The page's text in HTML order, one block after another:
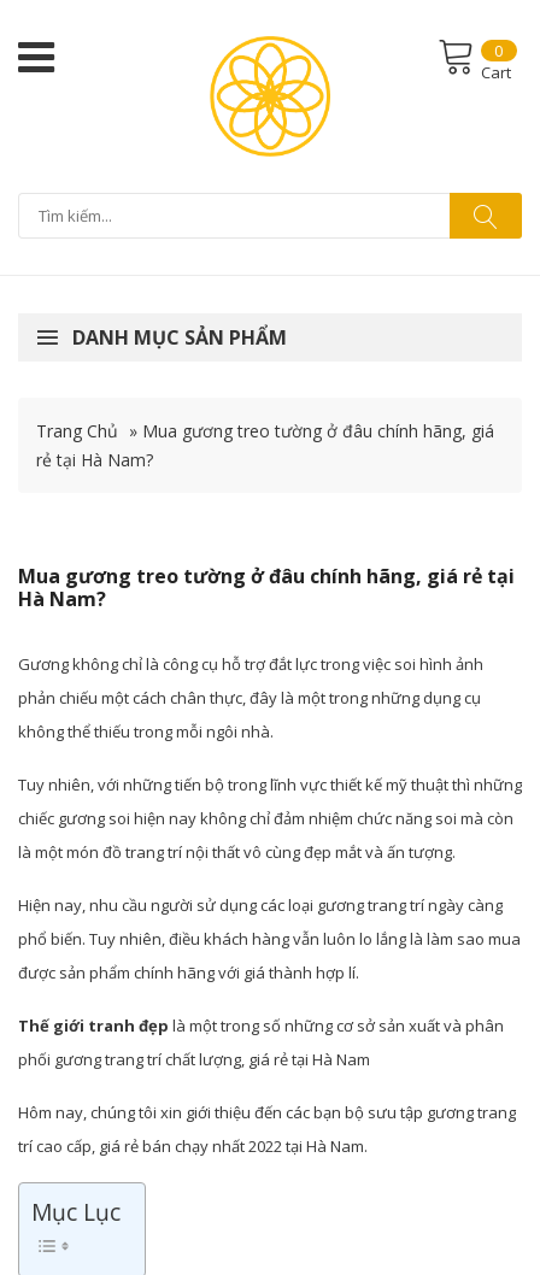
0
Cart
DANH MỤC SẢN PHẨM
Trang Chủ » Mua gương treo tường ở đâu chính hãng, giá
rẻ tại Hà Nam?
Mua gương treo tường ở đâu chính hãng, giá rẻ tại
Hà Nam?
Gương không chỉ là công cụ hỗ trợ đắt lực trong việc soi hình ảnh
phản chiếu một cách chân thực, đây là một trong những dụng cụ
không thể thiếu trong mỗi ngôi nhà.
Tuy nhiên, với những tiến bộ trong lĩnh vực thiết kế mỹ thuật thì những
chiếc gương soi hiện nay không chỉ đảm nhiệm chức năng soi mà còn
là một món đồ trang trí nội thất vô cùng đẹp mắt và ấn tượng.
Hiện nay, nhu cầu người sử dụng các loại gương trang trí ngày càng
phổ biến. Tuy nhiên, điều khách hàng vẫn luôn lo lắng là làm sao mua
được sản phẩm chính hãng với giá thành hợp lí.
Thế giới tranh đẹp là một trong số những cơ sở sản xuất và phân
phối gương trang trí chất lượng, giá rẻ tại Hà Nam
Hôm nay, chúng tôi xin giới thiệu đến các bạn bộ sưu tập gương trang
trí cao cấp, giá rẻ bán chạy nhất 2022 tại Hà Nam.
Mục Lục